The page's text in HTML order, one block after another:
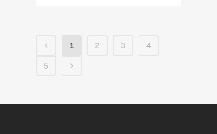
1 2 3 4
5